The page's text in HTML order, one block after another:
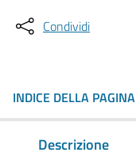
Condividi
INDICE DELLA PAGINA
Descrizione